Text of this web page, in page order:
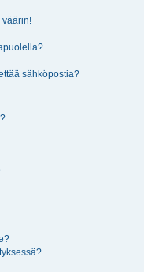
väärin!
sähköpostia?